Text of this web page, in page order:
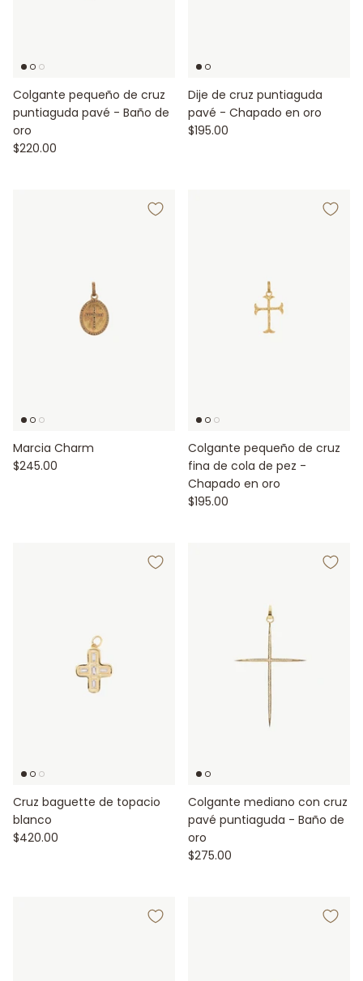
Colgante pequeño de cruz
puntiaguda pavé - Baño de
oro
$220.00
Dije de cruz puntiaguda
pavé - Chapado en oro
$195.00
Marcia Charm
$245.00
Colgante pequeño de cruz
fina de cola de pez -
Chapado en oro
$195.00
Cruz baguette de topacio
blanco
$420.00
Colgante mediano con cruz
pavé puntiaguda - Baño de
oro
$275.00